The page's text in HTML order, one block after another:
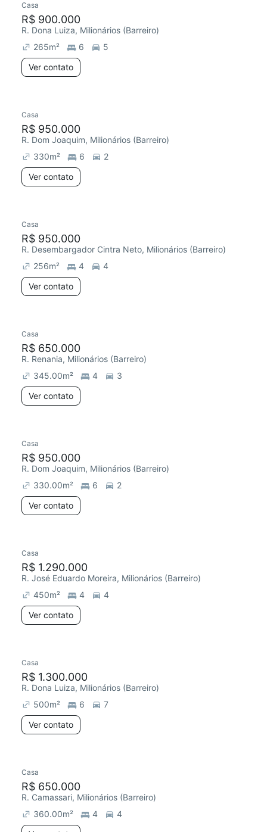
Casa
R$ 900.000
R. Dona Luiza, Milionários (Barreiro)
265m² 6
5
Ver contato
Casa
R$ 950.000
R. Dom Joaquim, Milionários (Barreiro)
330m² 6
2
Ver contato
Casa
R$ 950.000
R. Desembargador Cintra Neto, Milionários (Barreiro)
256m² 4
4
Ver contato
Casa
R$ 650.000
R. Renania, Milionários (Barreiro)
345.00m² 4
3
Ver contato
Casa
R$ 950.000
R. Dom Joaquim, Milionários (Barreiro)
330.00m² 6
2
Ver contato
Casa
R$ 1.290.000
R. José Eduardo Moreira, Milionários (Barreiro)
450m² 4
4
Ver contato
Casa
R$ 1.300.000
R. Dona Luiza, Milionários (Barreiro)
500m² 6
7
Ver contato
Casa
R$ 650.000
R. Camassari, Milionários (Barreiro)
360.00m² 4
4